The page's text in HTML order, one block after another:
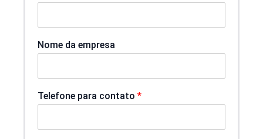
Nome da empresa
p
a
Telefone para contato *